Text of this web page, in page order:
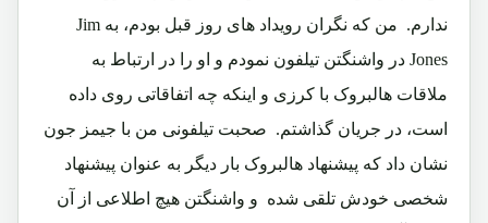
ندارم. من که نگران رویداد های روز قبل بودم، به Jim
Jones در واشنگتن تیلفون نمودم و او را در ارتباط به
ملاقات هالبروک با کرزی و اینکه چه اتفاقاتی روی داده
است، در جریان گذاشتم. صحبت تیلفونی من با جیمز جون
نشان داد که پیشنهاد هالبروک بار دیگر به عنوان پیشنهاد
شخصی خودش تلقی شده و واشنگتن هیچ اطلاعی از آن